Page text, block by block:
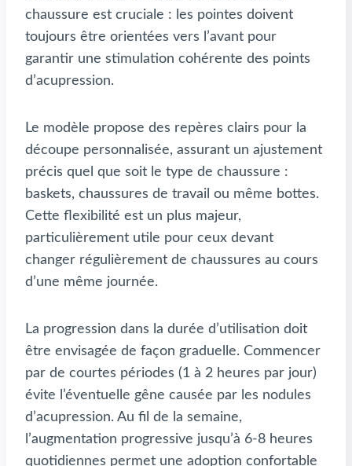
chaussure est cruciale : les pointes doivent
toujours être orientées vers l’avant pour
garantir une stimulation cohérente des points
d’acupression.
Le modèle propose des repères clairs pour la
découpe personnalisée, assurant un ajustement
précis quel que soit le type de chaussure :
baskets, chaussures de travail ou même bottes.
Cette flexibilité est un plus majeur,
particulièrement utile pour ceux devant
changer régulièrement de chaussures au cours
d’une même journée.
La progression dans la durée d’utilisation doit
être envisagée de façon graduelle. Commencer
par de courtes périodes (1 à 2 heures par jour)
évite l’éventuelle gêne causée par les nodules
d’acupression. Au fil de la semaine,
l’augmentation progressive jusqu’à 6-8 heures
quotidiennes permet une adoption confortable